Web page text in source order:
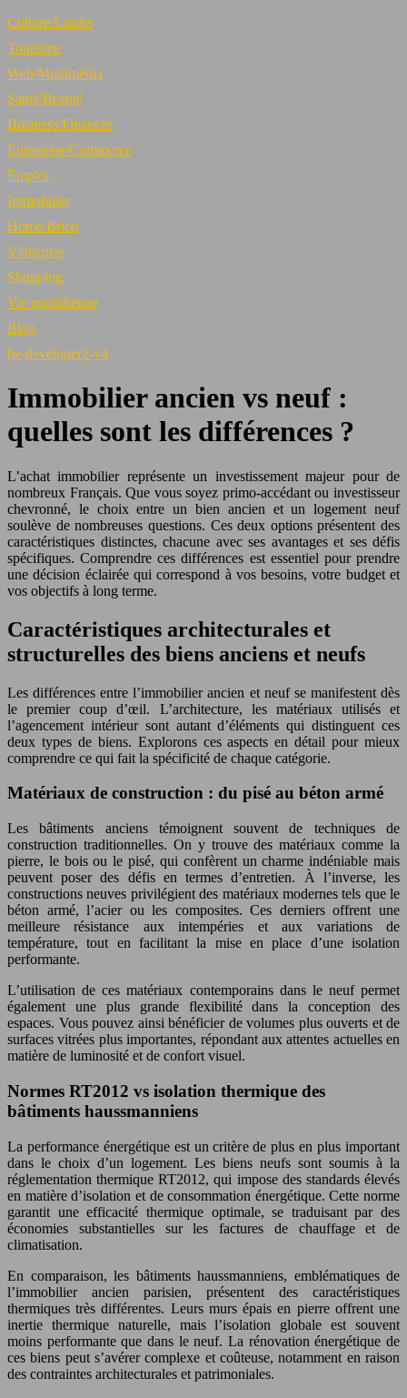
Culture/Loisirs
Tourisme
Web/Multimédia
Santé/Beauté
Business/Finances
Entreprise/Commerce
Emploi
Immobilier
Home/Brico
Véhicules
Shopping
Vie quotidienne
Blog
be-developer2-v4
Immobilier ancien vs neuf :
quelles sont les différences ?
L’achat immobilier représente un investissement majeur pour de
nombreux Français. Que vous soyez primo-accédant ou investisseur
chevronné, le choix entre un bien ancien et un logement neuf
soulève de nombreuses questions. Ces deux options présentent des
caractéristiques distinctes, chacune avec ses avantages et ses défis
spécifiques. Comprendre ces différences est essentiel pour prendre
une décision éclairée qui correspond à vos besoins, votre budget et
vos objectifs à long terme.
Caractéristiques architecturales et
structurelles des biens anciens et neufs
Les différences entre l’immobilier ancien et neuf se manifestent dès
le premier coup d’œil. L’architecture, les matériaux utilisés et
l’agencement intérieur sont autant d’éléments qui distinguent ces
deux types de biens. Explorons ces aspects en détail pour mieux
comprendre ce qui fait la spécificité de chaque catégorie.
Matériaux de construction : du pisé au béton armé
Les bâtiments anciens témoignent souvent de techniques de
construction traditionnelles. On y trouve des matériaux comme la
pierre, le bois ou le pisé, qui confèrent un charme indéniable mais
peuvent poser des défis en termes d’entretien. À l’inverse, les
constructions neuves privilégient des matériaux modernes tels que le
béton armé, l’acier ou les composites. Ces derniers offrent une
meilleure résistance aux intempéries et aux variations de
température, tout en facilitant la mise en place d’une isolation
performante.
L’utilisation de ces matériaux contemporains dans le neuf permet
également une plus grande flexibilité dans la conception des
espaces. Vous pouvez ainsi bénéficier de volumes plus ouverts et de
surfaces vitrées plus importantes, répondant aux attentes actuelles en
matière de luminosité et de confort visuel.
Normes RT2012 vs isolation thermique des
bâtiments haussmanniens
La performance énergétique est un critère de plus en plus important
dans le choix d’un logement. Les biens neufs sont soumis à la
réglementation thermique RT2012, qui impose des standards élevés
en matière d’isolation et de consommation énergétique. Cette norme
garantit une efficacité thermique optimale, se traduisant par des
économies substantielles sur les factures de chauffage et de
climatisation.
En comparaison, les bâtiments haussmanniens, emblématiques de
l’immobilier ancien parisien, présentent des caractéristiques
thermiques très différentes. Leurs murs épais en pierre offrent une
inertie thermique naturelle, mais l’isolation globale est souvent
moins performante que dans le neuf. La rénovation énergétique de
ces biens peut s’avérer complexe et coûteuse, notamment en raison
des contraintes architecturales et patrimoniales.